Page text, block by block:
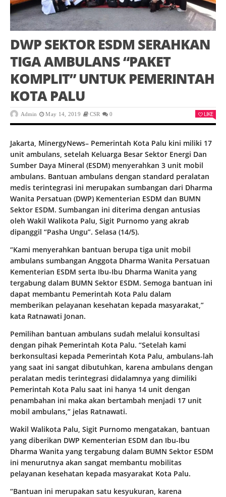
DWP SEKTOR ESDM SERAHKAN
TIGA AMBULANS “PAKET
KOMPLIT” UNTUK PEMERINTAH
KOTA PALU
Admin May 14, 2019 CSR 0 LIKE
Jakarta, MinergyNews– Pemerintah Kota Palu kini miliki 17
unit ambulans, setelah Keluarga Besar Sektor Energi Dan
Sumber Daya Mineral (ESDM) menyerahkan 3 unit mobil
ambulans. Bantuan ambulans dengan standard peralatan
medis terintegrasi ini merupakan sumbangan dari Dharma
Wanita Persatuan (DWP) Kementerian ESDM dan BUMN
Sektor ESDM. Sumbangan ini diterima dengan antusias
oleh Wakil Walikota Palu, Sigit Purnomo yang akrab
dipanggil “Pasha Ungu”. Selasa (14/5).
“Kami menyerahkan bantuan berupa tiga unit mobil
ambulans sumbangan Anggota Dharma Wanita Persatuan
Kementerian ESDM serta Ibu-Ibu Dharma Wanita yang
tergabung dalam BUMN Sektor ESDM. Semoga bantuan ini
dapat membantu Pemerintah Kota Palu dalam
memberikan pelayanan kesehatan kepada masyarakat,”
kata Ratnawati Jonan.
Pemilihan bantuan ambulans sudah melalui konsultasi
dengan pihak Pemerintah Kota Palu. “Setelah kami
berkonsultasi kepada Pemerintah Kota Palu, ambulans-lah
yang saat ini sangat dibutuhkan, karena ambulans dengan
peralatan medis terintegrasi didalamnya yang dimiliki
Pemerintah Kota Palu saat ini hanya 14 unit dengan
penambahan ini maka akan bertambah menjadi 17 unit
mobil ambulans,” jelas Ratnawati.
Wakil Walikota Palu, Sigit Purnomo mengatakan, bantuan
yang diberikan DWP Kementerian ESDM dan Ibu-Ibu
Dharma Wanita yang tergabung dalam BUMN Sektor ESDM
ini menurutnya akan sangat membantu mobilitas
pelayanan kesehatan kepada masyarakat Kota Palu.
“Bantuan ini merupakan satu kesyukuran, karena